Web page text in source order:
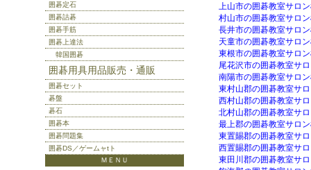
上山市の囲碁教室サロ
村山市の囲碁教室サロ
長井市の囲碁教室サロ
天童市の囲碁教室サロ
東根市の囲碁教室サロ
尾花沢市の囲碁教室サ
南陽市の囲碁教室サロ
東村山郡の囲碁教室サ
西村山郡の囲碁教室サ
北村山郡の囲碁教室サ
最上郡の囲碁教室サロ
東置賜郡の囲碁教室サ
西置賜郡の囲碁教室サ
東田川郡の囲碁教室サ
囲碁定石
囲碁詰碁
囲碁手筋
囲碁上達法
韓国囲碁
囲碁用具用品販売・通販
囲碁セット
碁盤
碁石
囲碁本
囲碁問題集
囲碁DS／ゲームャtト
ＭＥＮＵ